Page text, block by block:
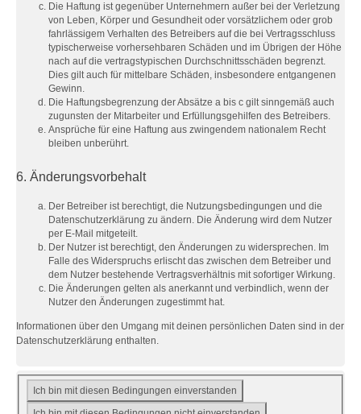
Die Haftung ist gegenüber Unternehmern außer bei der Verletzung
von Leben, Körper und Gesundheit oder vorsätzlichem oder grob
fahrlässigem Verhalten des Betreibers auf die bei Vertragsschluss
typischerweise vorhersehbaren Schäden und im Übrigen der Höhe
nach auf die vertragstypischen Durchschnittsschäden begrenzt.
Dies gilt auch für mittelbare Schäden, insbesondere entgangenen
Gewinn.
Die Haftungsbegrenzung der Absätze a bis c gilt sinngemäß auch
zugunsten der Mitarbeiter und Erfüllungsgehilfen des Betreibers.
Ansprüche für eine Haftung aus zwingendem nationalem Recht
bleiben unberührt.
6. Änderungsvorbehalt
Der Betreiber ist berechtigt, die Nutzungsbedingungen und die
Datenschutzerklärung zu ändern. Die Änderung wird dem Nutzer
per E-Mail mitgeteilt.
Der Nutzer ist berechtigt, den Änderungen zu widersprechen. Im
Falle des Widerspruchs erlischt das zwischen dem Betreiber und
dem Nutzer bestehende Vertragsverhältnis mit sofortiger Wirkung.
Die Änderungen gelten als anerkannt und verbindlich, wenn der
Nutzer den Änderungen zugestimmt hat.
Informationen über den Umgang mit deinen persönlichen Daten sind in der
Datenschutzerklärung enthalten.